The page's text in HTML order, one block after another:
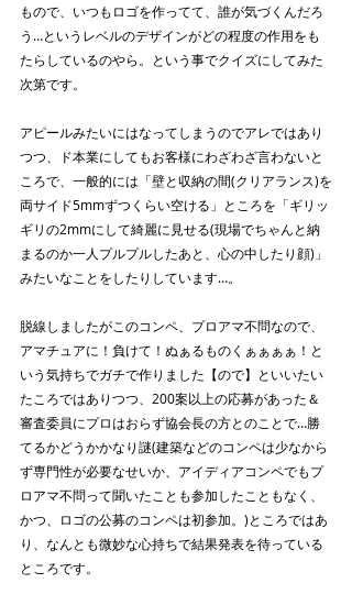
もので、いつもロゴを作ってて、誰が気づくんだろ
う…というレベルのデザインがどの程度の作用をも
たらしているのやら。という事でクイズにしてみた
次第です。
アピールみたいにはなってしまうのでアレではあり
つつ、ド本業にしてもお客様にわざわざ言わないと
ころで、一般的には「壁と収納の間(クリアランス)を
両サイド5mmずつくらい空ける」ところを「ギリッ
ギリの2mmにして綺麗に見せる(現場でちゃんと納
まるのか一人プルプルしたあと、心の中したり顔)」
みたいなことをしたりしています…。
脱線しましたがこのコンペ、プロアマ不問なので、
アマチュアに！負けて！ぬぁるものくぁぁぁぁ！と
いう気持ちでガチで作りました【ので】といいたい
たころではありつつ、200案以上の応募があった＆
審査委員にプロはおらず協会長の方とのことで…勝
てるかどうかかなり謎(建築などのコンペは少なから
ず専門性が必要なせいか、アイディアコンペでもプ
ロアマ不問って聞いたことも参加したこともなく、
かつ、ロゴの公募のコンペは初参加。)ところではあ
り、なんとも微妙な心持ちで結果発表を待っている
ところです。